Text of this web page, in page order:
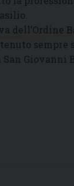
dell’Ordine
sempre
San